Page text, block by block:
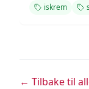
iskrem
← Tilbake til